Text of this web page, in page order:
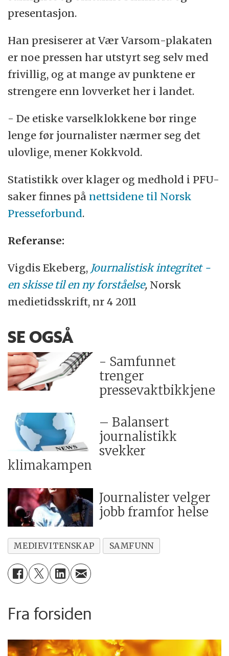
presentasjon.
Han presiserer at Vær Varsom-plakaten
er noe pressen har utstyrt seg selv med
frivillig, og at mange av punktene er
strengere enn lovverket her i landet.
- De etiske varselklokkene bør ringe
lenge før journalister nærmer seg det
ulovlige, mener Kokkvold.
Statistikk over klager og medhold i PFU-
saker finnes på nettsidene til Norsk
Presseforbund.
Referanse:
Vigdis Ekeberg, Journalistisk integritet -
en skisse til en ny forståelse, Norsk
medietidsskrift, nr 4 2011
SE OGSÅ
- Samfunnet
trenger
pressevaktbikkjene
– Balansert
journalistikk
svekker
klimakampen
Journalister velger
jobb framfor helse
MEDIEVITENSKAP SAMFUNN
Fra forsiden